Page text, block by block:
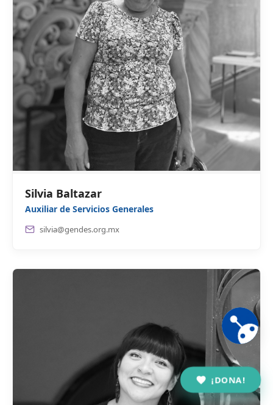
Silvia Baltazar
Auxiliar de Servicios Generales
silvia@gendes.org.mx
¡DONA!